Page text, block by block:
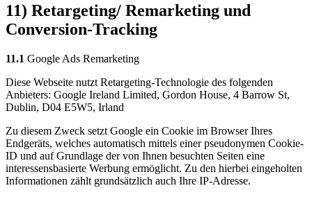
11) Retargeting/ Remarketing und
Conversion-Tracking
11.1 Google Ads Remarketing
Diese Webseite nutzt Retargeting-Technologie des folgenden
Anbieters: Google Ireland Limited, Gordon House, 4 Barrow St,
Dublin, D04 E5W5, Irland
Zu diesem Zweck setzt Google ein Cookie im Browser Ihres
Endgeräts, welches automatisch mittels einer pseudonymen Cookie-
ID und auf Grundlage der von Ihnen besuchten Seiten eine
interessensbasierte Werbung ermöglicht. Zu den hierbei eingeholten
Informationen zählt grundsätzlich auch Ihre IP-Adresse.